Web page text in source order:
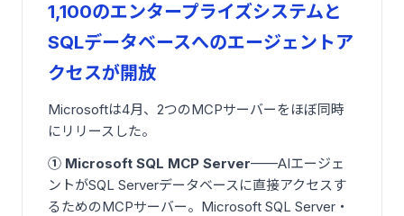
1,100のエンタープライズシステムと
SQLデータベースへのエージェントア
クセスが開放
Microsoftは4月、2つのMCPサーバーをほぼ同時
にリリースした。
① Microsoft SQL MCP Server——AIエージェ
ントがSQL Serverデータベースに直接アクセスす
るためのMCPサーバー。Microsoft SQL Server・